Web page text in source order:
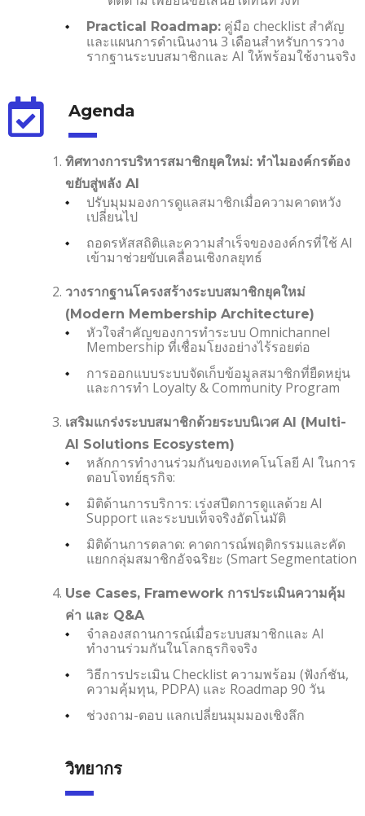
Practical Roadmap: คู่มือ checklist สำคัญ
และแผนการดำเนินงาน 3 เดือนสำหรับการวาง
รากฐานระบบสมาชิกและ AI ให้พร้อมใช้งานจริง
Agenda
ทิศทางการบริหารสมาชิกยุคใหม่: ทำไมองค์กรต้อง
ขยับสู่พลัง AI
ปรับมุมมองการดูแลสมาชิกเมื่อความคาดหวัง
เปลี่ยนไป
ถอดรหัสสถิติและความสำเร็จขององค์กรที่ใช้ AI
เข้ามาช่วยขับเคลื่อนเชิงกลยุทธ์
วางรากฐานโครงสร้างระบบสมาชิกยุคใหม่
(Modern Membership Architecture)
หัวใจสำคัญของการทำระบบ Omnichannel
Membership ที่เชื่อมโยงอย่างไร้รอยต่อ
การออกแบบระบบจัดเก็บข้อมูลสมาชิกที่ยืดหยุ่น
และการทำ Loyalty & Community Program
เสริมแกร่งระบบสมาชิกด้วยระบบนิเวศ AI (Multi-
AI Solutions Ecosystem)
หลักการทำงานร่วมกันของเทคโนโลยี AI ในการ
ตอบโจทย์ธุรกิจ:
มิติด้านการบริการ: เร่งสปีดการดูแลด้วย AI
Support และระบบเท็จจริงอัตโนมัติ
มิติด้านการตลาด: คาดการณ์พฤติกรรมและคัด
แยกกลุ่มสมาชิกอัจฉริยะ (Smart Segmentation
Use Cases, Framework การประเมินความคุ้ม
ค่า และ Q&A
จำลองสถานการณ์เมื่อระบบสมาชิกและ AI
ทำงานร่วมกันในโลกธุรกิจจริง
วิธีการประเมิน Checklist ความพร้อม (ฟังก์ชัน,
ความคุ้มทุน, PDPA) และ Roadmap 90 วัน
ช่วงถาม-ตอบ แลกเปลี่ยนมุมมองเชิงลึก
วิทยากร